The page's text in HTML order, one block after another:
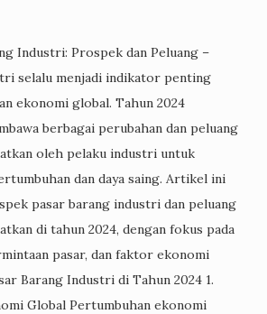
Industri: Prospek dan Peluang –
selalu menjadi indikator penting
ekonomi global. Tahun 2024
berbagai perubahan dan peluang
oleh pelaku industri untuk
dan daya saing. Artikel ini
pasar barang industri dan peluang
di tahun 2024, dengan fokus pada
pasar, dan faktor ekonomi
Barang Industri di Tahun 2024 1.
Global Pertumbuhan ekonomi